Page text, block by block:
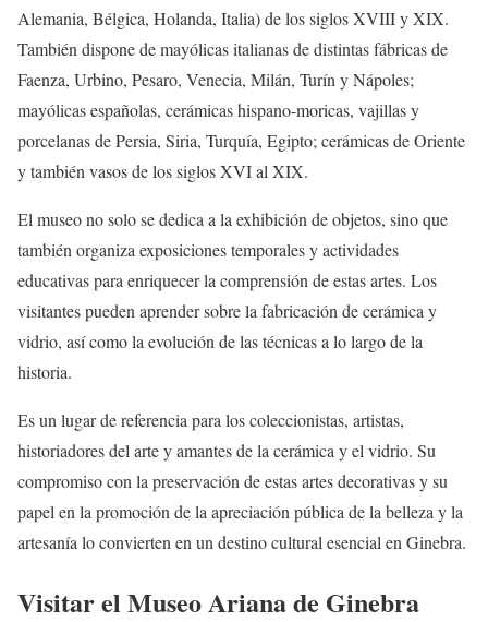
Alemania, Bélgica, Holanda, Italia) de los siglos XVIII y XIX.
También dispone de mayólicas italianas de distintas fábricas de
Faenza, Urbino, Pesaro, Venecia, Milán, Turín y Nápoles;
mayólicas españolas, cerámicas hispano-moricas, vajillas y
porcelanas de Persia, Siria, Turquía, Egipto; cerámicas de Oriente
y también vasos de los siglos XVI al XIX.
El museo no solo se dedica a la exhibición de objetos, sino que
también organiza exposiciones temporales y actividades
educativas para enriquecer la comprensión de estas artes. Los
visitantes pueden aprender sobre la fabricación de cerámica y
vidrio, así como la evolución de las técnicas a lo largo de la
historia.
Es un lugar de referencia para los coleccionistas, artistas,
historiadores del arte y amantes de la cerámica y el vidrio. Su
compromiso con la preservación de estas artes decorativas y su
papel en la promoción de la apreciación pública de la belleza y la
artesanía lo convierten en un destino cultural esencial en Ginebra.
Visitar el Museo Ariana de Ginebra